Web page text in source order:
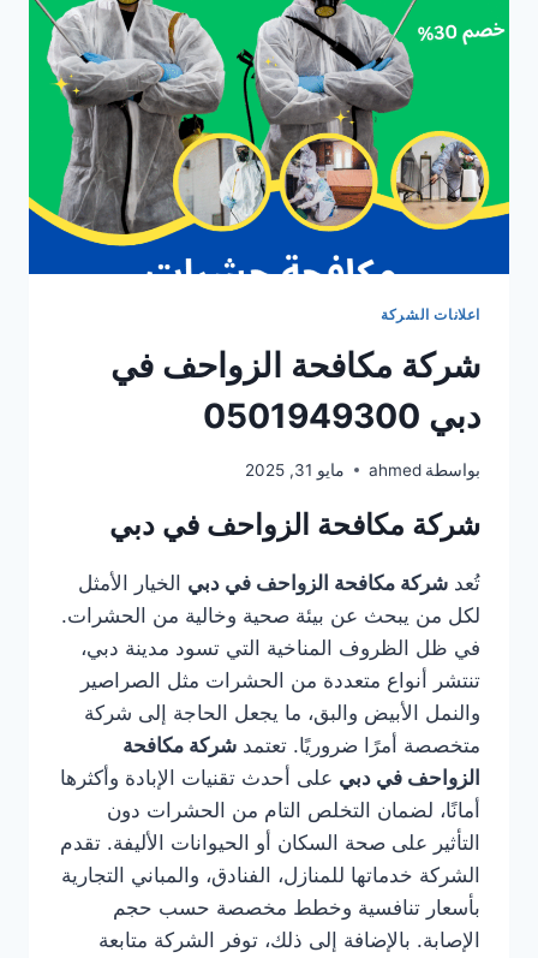
اعلانات الشركة
شركة مكافحة الزواحف في
دبي 0501949300
بواسطة ahmed مايو 31, 2025
شركة مكافحة الزواحف في دبي
تُعد شركة مكافحة الزواحف في دبي الخيار الأمثل
لكل من يبحث عن بيئة صحية وخالية من الحشرات.
في ظل الظروف المناخية التي تسود مدينة دبي،
تنتشر أنواع متعددة من الحشرات مثل الصراصير
والنمل الأبيض والبق، ما يجعل الحاجة إلى شركة
متخصصة أمرًا ضروريًا. تعتمد شركة مكافحة
الزواحف في دبي على أحدث تقنيات الإبادة وأكثرها
أمانًا، لضمان التخلص التام من الحشرات دون
التأثير على صحة السكان أو الحيوانات الأليفة. تقدم
الشركة خدماتها للمنازل، الفنادق، والمباني التجارية
بأسعار تنافسية وخطط مخصصة حسب حجم
الإصابة. بالإضافة إلى ذلك، توفر الشركة متابعة